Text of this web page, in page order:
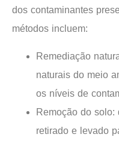
dos contaminantes
métodos incluem:
Remediação
naturais do meio
os níveis de
Remoção do solo:
retirado e levado